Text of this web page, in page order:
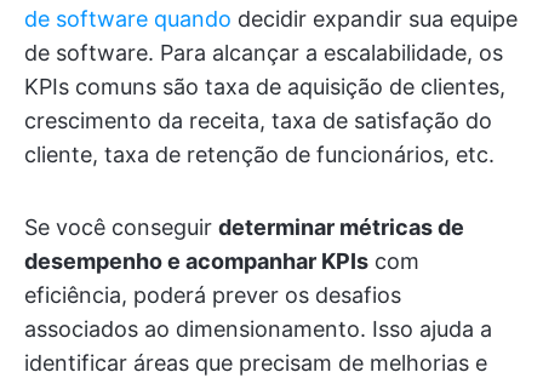
de software quando decidir expandir sua equipe
de software. Para alcançar a escalabilidade, os
KPIs comuns são taxa de aquisição de clientes,
crescimento da receita, taxa de satisfação do
cliente, taxa de retenção de funcionários, etc.
Se você conseguir determinar métricas de
desempenho e acompanhar KPIs com
eficiência, poderá prever os desafios
associados ao dimensionamento. Isso ajuda a
identificar áreas que precisam de melhorias e